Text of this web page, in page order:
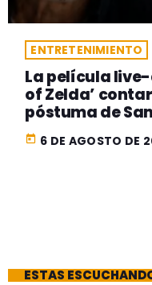
ENTRETENIMIENTO
La película live-
of Zelda’
póstuma de
today 6 DE AGOSTO DE
ESTAS